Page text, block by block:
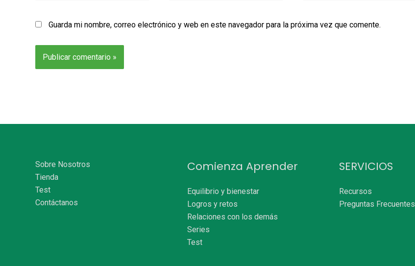
Guarda mi nombre, correo electrónico y web en este navegador para la próxima vez que comente.
Sobre Nosotros
Tienda
Test
Contáctanos
Comienza Aprender
Equilibrio y bienestar
Logros y retos
Relaciones con los demás
Series
Test
SERVICIOS
Recursos
Preguntas Frecuentes